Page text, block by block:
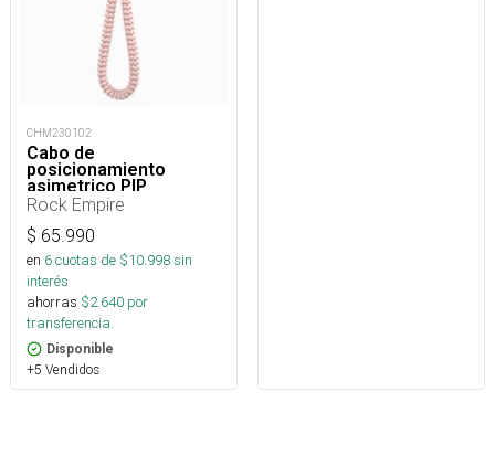
CHM230102
Cabo de
posicionamiento
asimetrico PIP
regulable 15 a 85 cm
Rock Empire
$ 65.990
en 6cuotas de $10.998sin
interés
ahorras $2.640 por
transferencia.
Disponible
+5 Vendidos